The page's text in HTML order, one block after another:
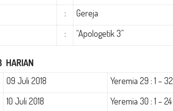
:
Gereja
: “Apologetik 3”
HARIAN
09 Juli 2018
Yeremia 29 : 1 – 32
10 Juli 2018
Yeremia 30 : 1 – 24